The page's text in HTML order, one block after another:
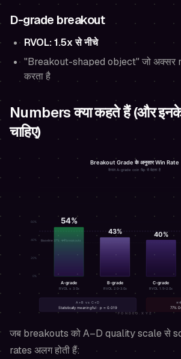
D-grade breakout
RVOL:1.5x से नीचे
"Breakout-shaped object" जो अक्सर
करता है
Numbers क्या कहते हैं (और इनके
चाहिए)
जब breakouts को A–D quality scale से
rates अलग होती हैं: